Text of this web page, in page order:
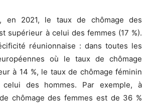
en 2021, le taux de chômage des
supérieur à celui des femmes (17 %).
réunionnaise : dans toutes les
où le taux de chômage
à 14 %, le taux de chômage féminin
des hommes. Par exemple, à
chômage des femmes est de 36 %